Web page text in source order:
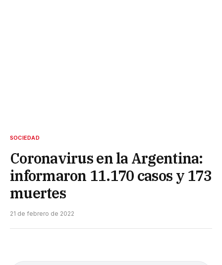
SOCIEDAD
Coronavirus en la Argentina:
informaron 11.170 casos y 173
muertes
21 de febrero de 2022